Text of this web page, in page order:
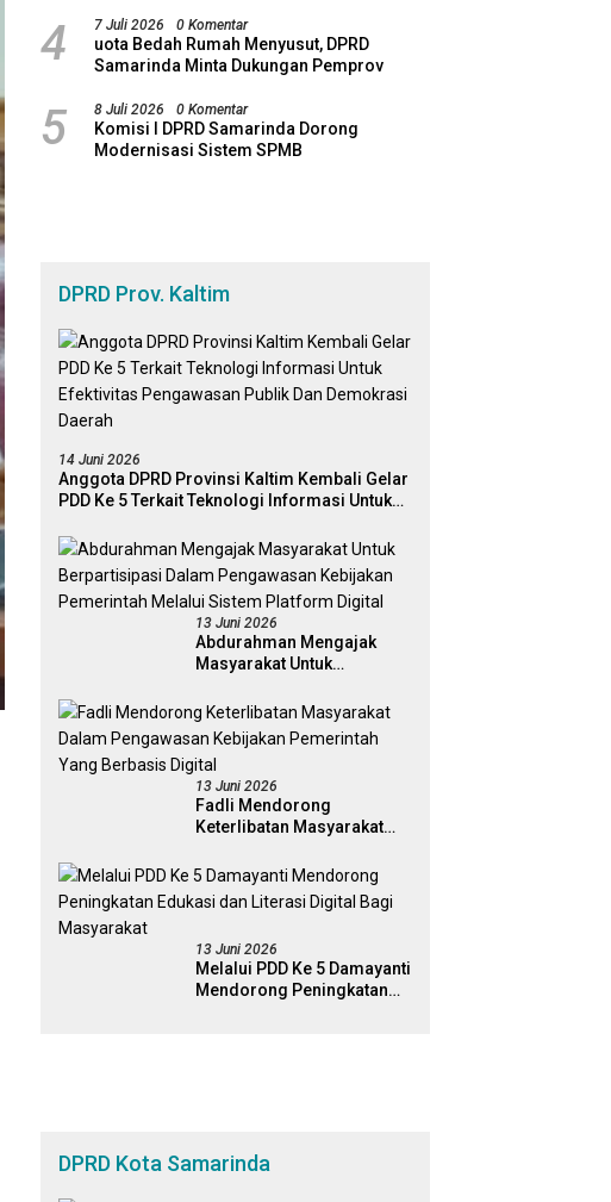
4 7 Juli 2026 0 Komentar
uota Bedah Rumah Menyusut, DPRD
Samarinda Minta Dukungan Pemprov
5 8 Juli 2026 0 Komentar
Komisi I DPRD Samarinda Dorong
Modernisasi Sistem SPMB
DPRD Prov. Kaltim
14 Juni 2026
Anggota DPRD Provinsi Kaltim Kembali Gelar
PDD Ke 5 Terkait Teknologi Informasi Untuk
Demokrasi Daerah
13 Juni 2026
Abdurahman Mengajak
Masyarakat Untuk
Pengawasan Kebijakan
Pemerintah Melalui Sistem
Platform Digital
13 Juni 2026
Fadli Mendorong
Keterlibatan Masyarakat
Kebijakan Pemerintah Yang
Berbasis Digital
13 Juni 2026
Melalui PDD Ke 5 Damayanti
Mendorong Peningkatan
DPRD Kota Samarinda